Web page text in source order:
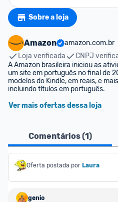
Sobre a loja
Amazon
amazon.com.br
Loja verificada
CNPJ
A Amazon brasileira iniciou as
um site em português no final de
modelos do Kindle, em reais, e
incluindo títulos em português.
Ver mais ofertas dessa loja
Comentários (1)
Oferta postada por Laura
genio